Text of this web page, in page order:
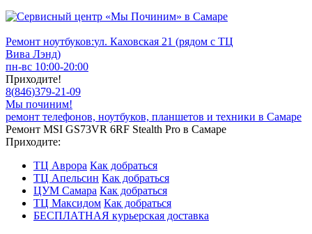
Ремонт ноутбуков:ул. Каховская 21 (рядом с ТЦ
Вива Лэнд)
пн-вс 10:00-20:00
Приходите!
8(846)379-21-09
Мы починим!
ремонт телефонов, ноутбуков, планшетов и техники в Самаре
Ремонт MSI GS73VR 6RF Stealth Pro в Самаре
Приходите:
ТЦ Аврора Как добраться
ТЦ Апельсин Как добраться
ЦУМ Самара Как добраться
ТЦ Максидом Как добраться
БЕСПЛАТНАЯ курьерская доставка